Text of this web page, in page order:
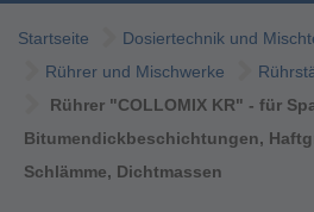
Startseite
Dosiertechnik und
Rührer und Mischwerke
Rührer "COLLOMIX KR" - für
Bitumendickbeschichtungen,
Schlämme, Dichtmassen